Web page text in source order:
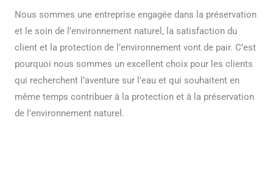
Nous sommes une entreprise engagée dans la préservation
et le soin de l’environnement naturel, la satisfaction du
client et la protection de l’environnement vont de pair. C’est
pourquoi nous sommes un excellent choix pour les clients
qui recherchent l’aventure sur l’eau et qui souhaitent en
même temps contribuer à la protection et à la préservation
de l’environnement naturel.